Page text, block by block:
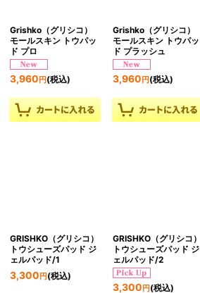
Grishko（グリシコ）
モールスキン トウパッ
ド プロ
3,960 円 (税込)
Grishko（グリシコ）
モールスキン トウパッ
ド プラッシュ
3,960 円(税込)
GRISHKO（グリシコ）
トウシューズパッド ジ
ェルパッド/1
3,300 円 (税込)
GRISHKO（グリシコ）
トウシューズパッド ジ
ェルパッド/2
3,300 円(税込)